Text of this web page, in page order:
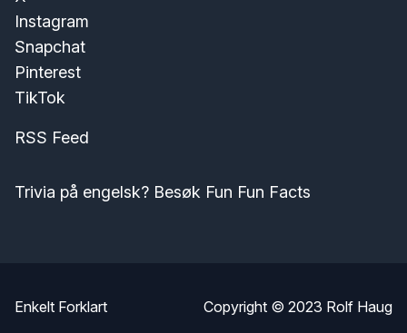
Instagram
Snapchat
Pinterest
TikTok
RSS Feed
Trivia på engelsk? Besøk Fun Fun Facts
Enkelt Forklart Copyright © 2023 Rolf Haug